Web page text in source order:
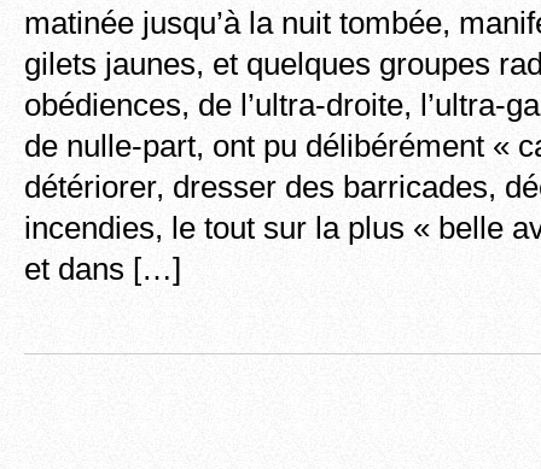
matinée jusqu’à la nuit tombée,
gilets jaunes, et quelques groupes
obédiences, de l’ultra-droite, l’ultra-
de nulle-part, ont pu délibérément «
détériorer, dresser des barricades,
incendies, le tout sur la plus « belle
et dans […]